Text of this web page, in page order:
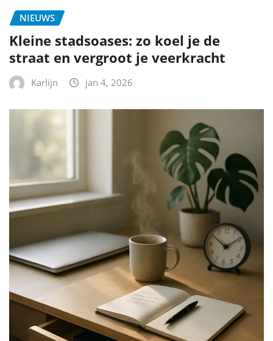
NIEUWS
Kleine stadsoases: zo koel je de
straat en vergroot je veerkracht
Karlijn jan 4, 2026